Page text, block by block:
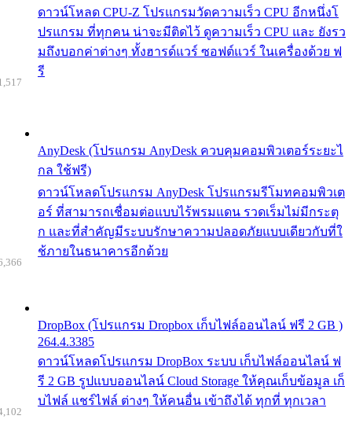
ดาวน์โหลด CPU-Z โปรแกรมวัดความเร็ว CPU อีกหนึ่งโ
ปรแกรม ที่ทุกคน น่าจะมีติดไว้ ดูความเร็ว CPU และ ยังรว
มถึงบอกค่าต่างๆ ทั้งฮารด์แวร์ ซอฟต์แวร์ ในเครื่องด้วย ฟ
รี
AnyDesk (โปรแกรม AnyDesk ควบคุมคอมพิวเตอร์ระยะไ
กล ใช้ฟรี)
ดาวน์โหลดโปรแกรม AnyDesk โปรแกรมรีโมทคอมพิวเต
อร์ ที่สามารถเชื่อมต่อแบบไร้พรมแดน รวดเร็มไม่มีกระตุ
ก และที่สำคัญมีระบบรักษาความปลอดภัยแบบเดียวกับที่ใ
ช้ภายในธนาคารอีกด้วย
DropBox (โปรแกรม Dropbox เก็บไฟล์ออนไลน์ ฟรี 2 GB )
264.4.3385
ดาวน์โหลดโปรแกรม DropBox ระบบ เก็บไฟล์ออนไลน์ ฟ
รี 2 GB รูปแบบออนไลน์ Cloud Storage ให้คุณเก็บข้อมูล เก็
บไฟล์ แชร์ไฟล์ ต่างๆ ให้คนอื่น เข้าถึงได้ ทุกที่ ทุกเวลา